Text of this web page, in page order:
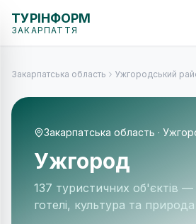
ТУРІНФОРМ
ЗАКАРПАТТЯ
Закарпатська область Ужгородський
Закарпатська область ·
Ужгород
137 туристичних об'єктів —
готелі, культура та природа